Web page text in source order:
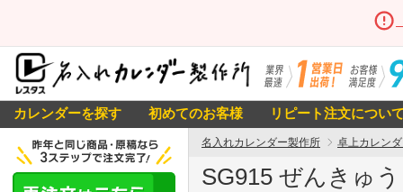
カレンダーを探す 初めてのお客様 リピート注文につい
名入れカレンダー製作所 卓上カレン
SG915 ぜんきゅ